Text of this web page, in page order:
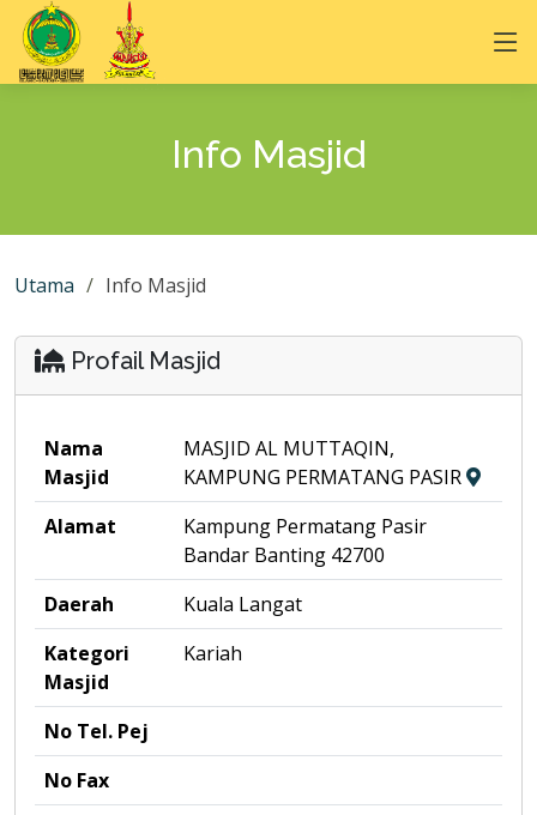
Info Masjid
Utama Info Masjid
Profail Masjid
Nama
Masjid
MASJID AL MUTTAQIN,
KAMPUNG PERMATANG PASIR
Alamat
Kampung Permatang Pasir
Bandar Banting 42700
Daerah
Kuala Langat
Kategori
Masjid
Kariah
No Tel. Pej
No Fax